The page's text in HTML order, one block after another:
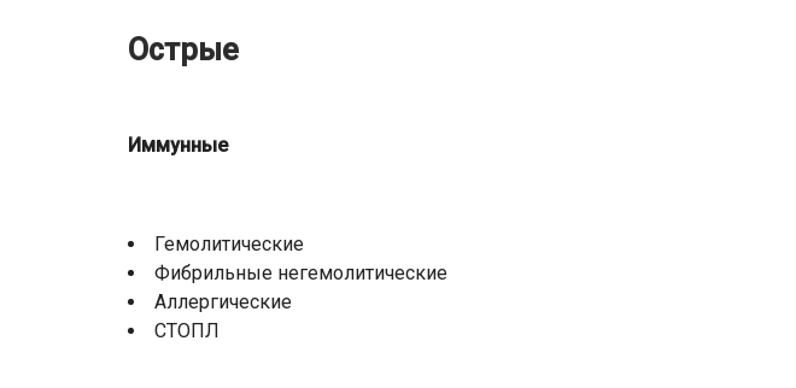
Острые
Иммунные
Гемолитические
Фибрильные негемолитические
Аллергические
СТОПЛ